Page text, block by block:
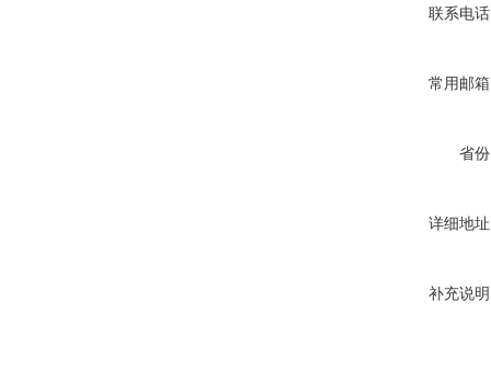
联系电
常用邮
省
详细地
补充说